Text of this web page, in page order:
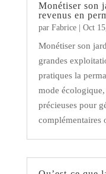
Monétiser son
revenus en
par Fabrice| Oct
Monétiser son
grandes
pratiques la
mode écologique,
précieuses pour